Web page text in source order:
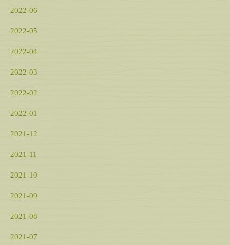
2022-06
2022-05
2022-04
2022-03
2022-02
2022-01
2021-12
2021-11
2021-10
2021-09
2021-08
2021-07